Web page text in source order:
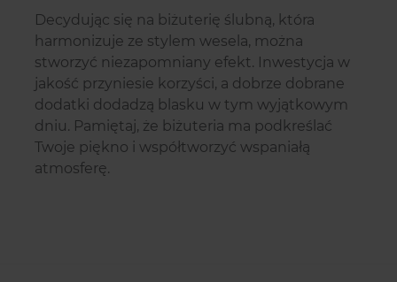
Decydując się na biżuterię ślubną, która
harmonizuje ze stylem wesela, można
stworzyć niezapomniany efekt. Inwestycja w
jakość przyniesie korzyści, a dobrze dobrane
dodatki dodadzą blasku w tym wyjątkowym
dniu. Pamiętaj, że biżuteria ma podkreślać
Twoje piękno i współtworzyć wspaniałą
atmosferę.